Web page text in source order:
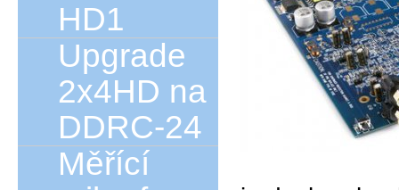
HD1
Upgrade
2x4HD na
DDRC-24
Měřící